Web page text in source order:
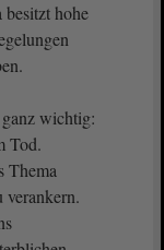
besitzt hohe
wichtig:
Tod.
Thema
verankern.